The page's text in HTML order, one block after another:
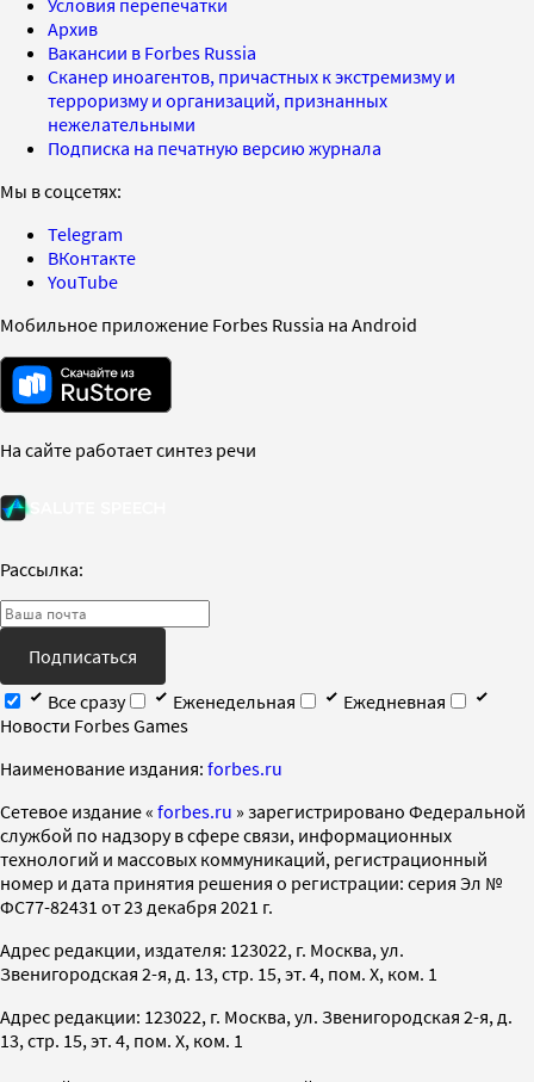
Архив
Вакансии в Forbes Russia
Сканер иноагентов, причастных к экстремизму и
терроризму и организаций, признанных
нежелательными
Подписка на печатную версию журнала
Мы в соцсетях:
Telegram
ВКонтакте
YouTube
Мобильное приложение Forbes Russia на Android
На сайте работает синтез речи
Рассылка:
Подписаться
Все сразу
Еженедельная
Ежедневная
Новости Forbes Games
Наименование издания: forbes.ru
Cетевое издание « forbes.ru » зарегистрировано Федеральной
службой по надзору в сфере связи, информационных
технологий и массовых коммуникаций, регистрационный
номер и дата принятия решения о регистрации: серия Эл №
ФС77-82431 от 23 декабря 2021 г.
Адрес редакции, издателя: 123022, г. Москва, ул.
Звенигородская 2-я, д. 13, стр. 15, эт. 4, пом. X, ком. 1
Адрес редакции: 123022, г. Москва, ул. Звенигородская 2-я, д.
13, стр. 15, эт. 4, пом. X, ком. 1